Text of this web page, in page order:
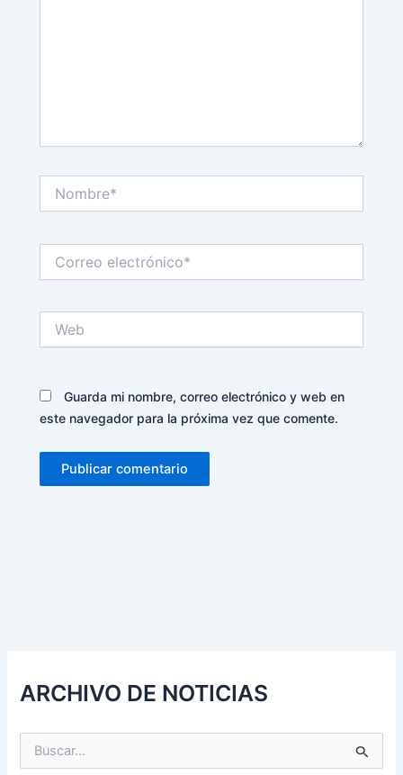
electrónico*
Guarda mi nombre, correo electrónico y web en
este navegador para la próxima vez que comente.
ARCHIVO DE NOTICIAS